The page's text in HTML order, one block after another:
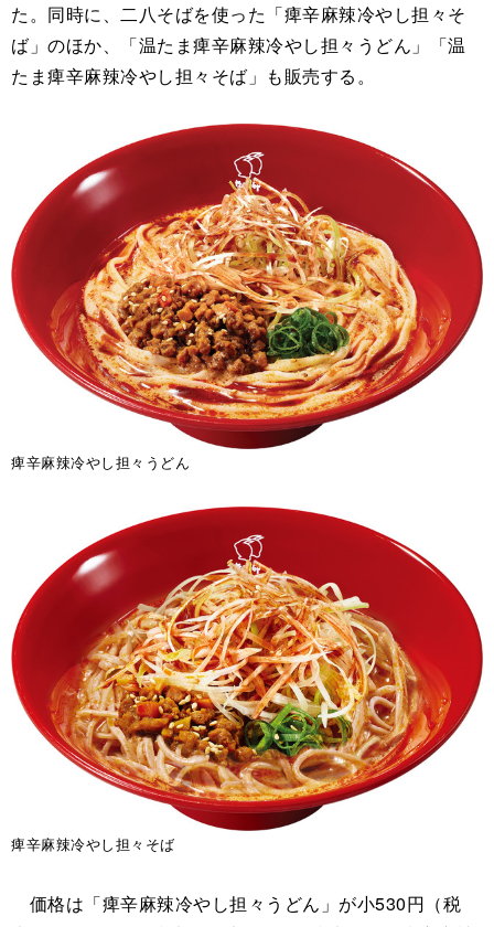
た。同時に、二八そばを使った「痺辛麻辣冷やし担々そ
ば」のほか、「温たま痺辛麻辣冷やし担々うどん」「温
たま痺辛麻辣冷やし担々そば」も販売する。
痺辛麻辣冷やし担々うどん
痺辛麻辣冷やし担々そば
価格は「痺辛麻辣冷やし担々うどん」が小530円（税